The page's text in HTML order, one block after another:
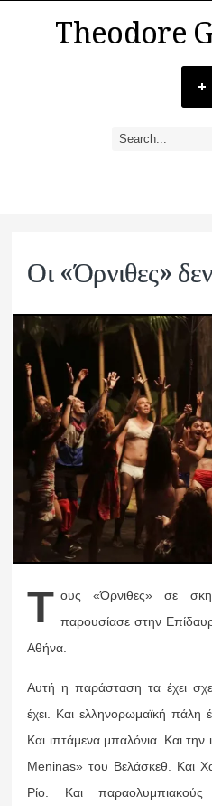
Theodore
Οι «Όρνιθες»
Τ ους «Όρνιθες» σε
παρουσίασε στην
Αθήνα.
Αυτή η παράσταση τα έχει
έχει. Και ελληνορωμαϊκή πάλη
Και ιπτάμενα μπαλόνια. Και
Meninas» του Βελάσκεθ. Και
Ρίο. Και παραολυμπιακούς